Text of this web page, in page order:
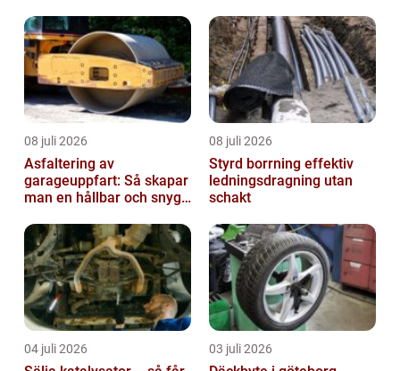
08 juli 2026
Asfaltering av
garageuppfart: Så skapar
man en hållbar och snygg
08 juli 2026
Styrd borrning effektiv
ledningsdragning utan
schakt
04 juli 2026 03 juli 2026